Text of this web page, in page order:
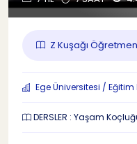
Z Kuşağı
Ege Üniversitesi / Eğitim
DERSLER : Yaşam